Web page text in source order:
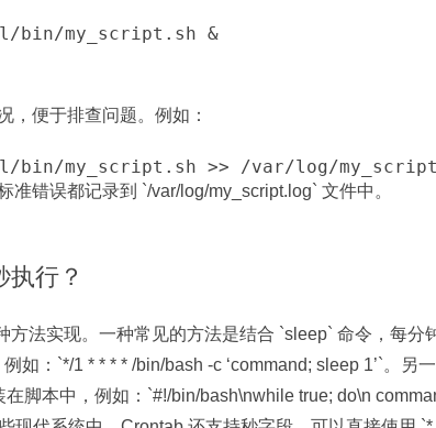
my_script.sh &
，便于排查问题。例如：
my_script.sh >> /var/log/
准错误都记录到 `/var/log/my_script.log` 文件中。
执行？
法实现。一种常见的方法是结合 `sleep` 命令，每分
如：`*/1 * * * * /bin/bash -c ‘command; sleep 1’`。另
脚本中，例如：`#!/bin/bash\nwhile true; do\n